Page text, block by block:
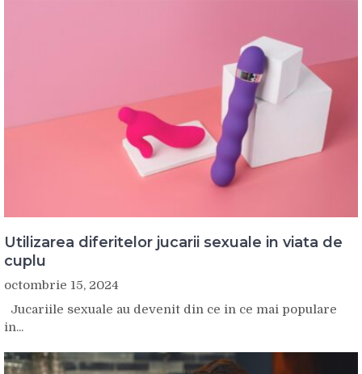
Utilizarea diferitelor jucarii sexuale in viata de
cuplu
octombrie 15, 2024
Jucariile sexuale au devenit din ce in ce mai populare
in...